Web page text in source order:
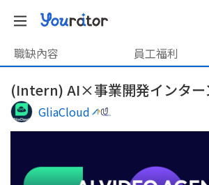
職缺內容 員工福利
(Intern) AI×事業開発インター
GliaCloud